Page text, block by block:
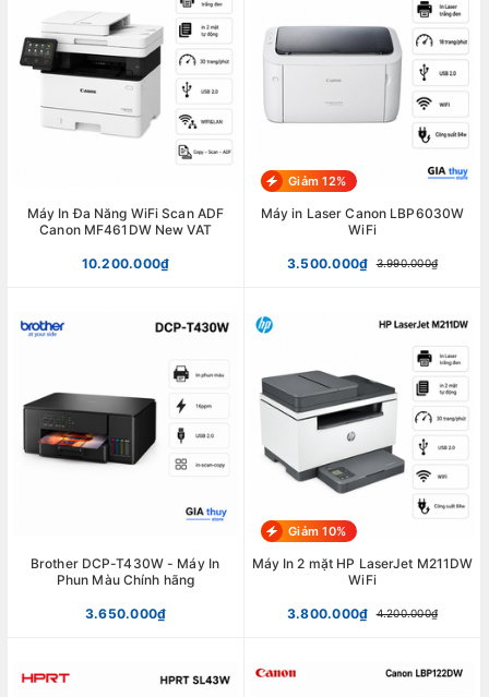
Máy In Đa Năng WiFi Scan ADF
Canon MF461DW New VAT
10.200.000₫
Giảm 12%
Máy in Laser Canon LBP6030W
WiFi
3.500.000₫ 3.990.000₫
Brother DCP-T430W - Máy In
Phun Màu Chính hãng
3.650.000₫
Giảm 10%
Máy In 2 mặt HP LaserJet M211DW
WiFi
3.800.000₫ 4.200.000₫